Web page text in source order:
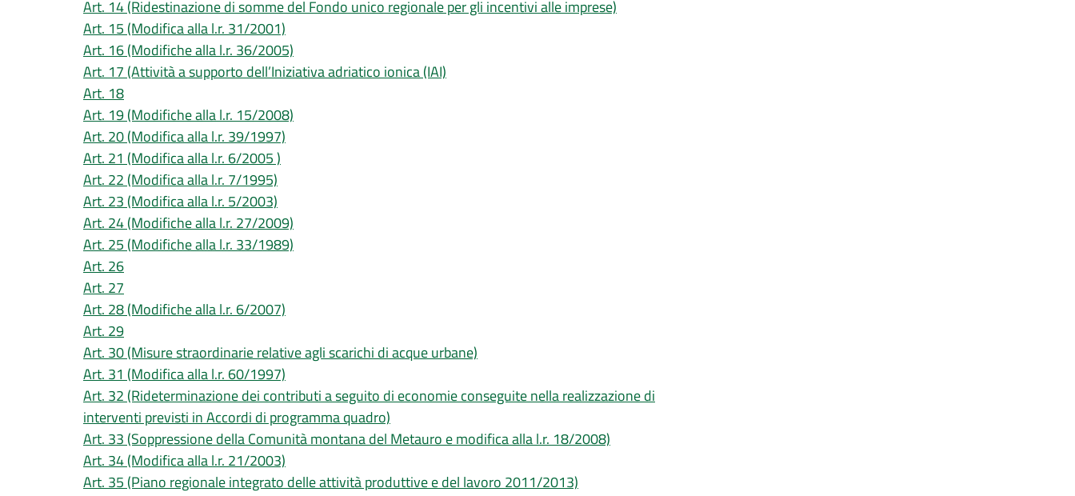
Art. 14 (Ridestinazione di somme del Fondo unico regionale per gli incentivi alle imprese)
Art. 15 (Modifica alla l.r. 31/2001)
Art. 16 (Modifiche alla l.r. 36/2005)
Art. 17 (Attività a supporto dell’Iniziativa adriatico ionica (IAI)
Art. 18
Art. 19 (Modifiche alla l.r. 15/2008)
Art. 20 (Modifica alla l.r. 39/1997)
Art. 21 (Modifica alla l.r. 6/2005 )
Art. 22 (Modifica alla l.r. 7/1995)
Art. 23 (Modifica alla l.r. 5/2003)
Art. 24 (Modifiche alla l.r. 27/2009)
Art. 25 (Modifiche alla l.r. 33/1989)
Art. 26
Art. 27
Art. 28 (Modifiche alla l.r. 6/2007)
Art. 29
Art. 30 (Misure straordinarie relative agli scarichi di acque urbane)
Art. 31 (Modifica alla l.r. 60/1997)
Art. 32 (Rideterminazione dei contributi a seguito di economie conseguite nella realizzazione di
interventi previsti in Accordi di programma quadro)
Art. 33 (Soppressione della Comunità montana del Metauro e modifica alla l.r. 18/2008)
Art. 34 (Modifica alla l.r. 21/2003)
Art. 35 (Piano regionale integrato delle attività produttive e del lavoro 2011/2013)